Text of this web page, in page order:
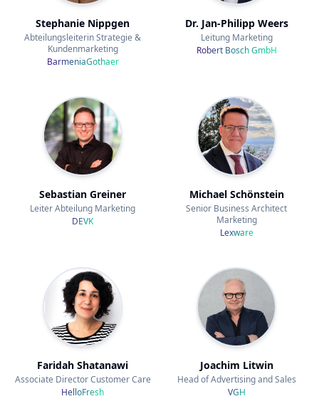
Stephanie Nippgen
Abteilungsleiterin Strategie &
Kundenmarketing
BarmeniaGothaer
Dr. Jan-Philipp Weers
Leitung Marketing
Robert Bosch GmbH
Sebastian Greiner
Leiter Abteilung Marketing
DEVK
Michael Schönstein
Senior Business Architect
Marketing
Lexware
Faridah Shatanawi
Associate Director Customer Care
HelloFresh
Joachim Litwin
Head of Advertising and Sales
VGH